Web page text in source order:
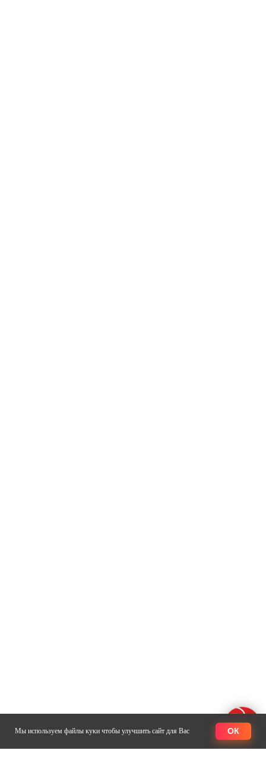
Мы используем файлы куки чтобы улучшить сайт для Вас ОК